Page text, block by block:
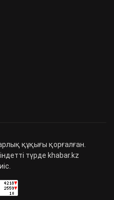
құқығы қорғалған.
түрде khabar.kz